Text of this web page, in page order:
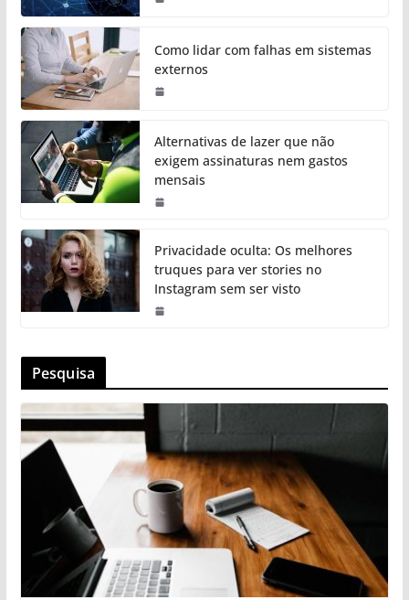
Como lidar com falhas em sistemas
externos
Alternativas de lazer que não
exigem assinaturas nem gastos
mensais
Privacidade oculta: Os melhores
truques para ver stories no
Instagram sem ser visto
Pesquisa